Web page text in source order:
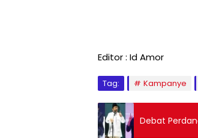
Editor : Id Amor
Tag: Kampanye
Debat